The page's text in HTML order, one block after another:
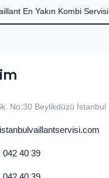
En Yakın Kombi Servisi
No:30 Beylikdüzü İstanbul
042 40 39